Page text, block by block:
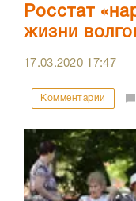
Росстат
жизни
17.03.2020 17:47
Комментарии